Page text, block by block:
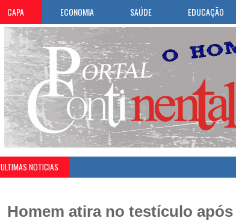
CAPA ECONOMIA SAÚDE EDUCAÇÃO
ULTIMAS NOTICIAS
Homem atira no testículo